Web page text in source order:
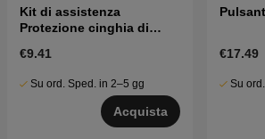
Kit di assistenza
Protezione cinghia di
€9.41
Su ord. Sped. in 2–5 gg
Acquista
€17.49
Su